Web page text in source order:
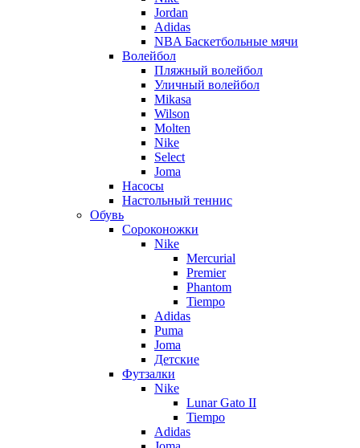
Jordan
Adidas
NBA Баскетбольные мячи
Волейбол
Пляжный волейбол
Уличный волейбол
Mikasa
Wilson
Molten
Nike
Select
Joma
Насосы
Настольный теннис
Обувь
Сороконожки
Nike
Mercurial
Premier
Phantom
Tiempo
Adidas
Puma
Joma
Детские
Футзалки
Nike
Lunar Gato II
Tiempo
Adidas